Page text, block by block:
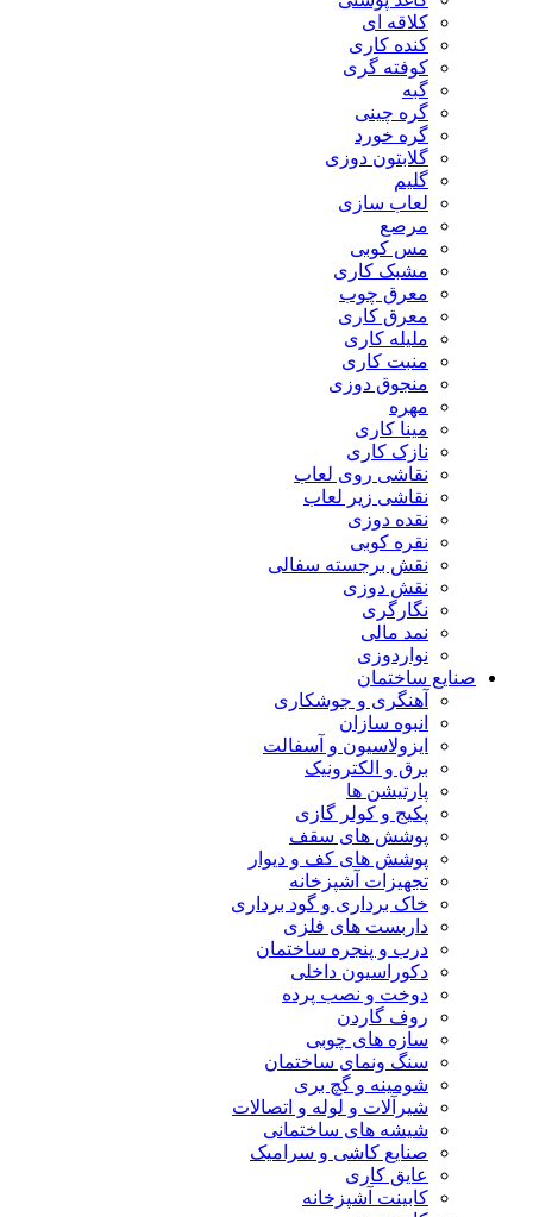
کلاقه ای
کنده کاری
کوفته گری
گبه
گره چینی
گره خورد
گلابتون دوزی
گلیم
لعاب سازی
مرصع
مس کوبی
مشبک کاری
معرق چوب
معرق کاری
مليله کاری
منبت کاری
منجوق دوزی
مهره
مینا کاری
نازک کاری
نقاشی روی لعاب
نقاشی زیر لعاب
نقده دوزی
نقره کوبی
نقش برجسته سفالی
نقش دوزی
نگارگری
نمد مالی
نواردوزی
صنایع ساختمان
آهنگری و جوشکاری
انبوه سازان
ایزولاسیون و آسفالت
برق و الکترونیک
پارتیشن ها
پکیج و کولر گازی
پوشش های سقف
پوشش های کف و دیوار
تجهیزات آشپزخانه
خاک برداری و گود برداری
داربست های فلزی
درب و پنجره ساختمان
دکوراسیون داخلی
دوخت و نصب پرده
روف گاردن
سازه های چوبی
سنگ ونمای ساختمان
شومینه و گچ بری
شیرآلات و لوله و اتصالات
شیشه های ساختمانی
صنایع کاشی و سرامیک
عایق کاری
کابینت آشپزخانه